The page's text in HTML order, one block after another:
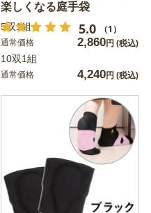
楽しくなる庭手袋
5.0 （1）
5双1組
通常価格 2,860円 (税込)
10双1組
通常価格 4,240円 (税込)